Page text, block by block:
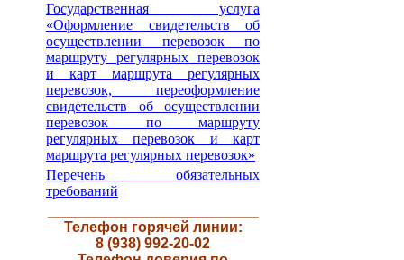
Государственная услуга
«Оформление свидетельств об
осуществлении перевозок по
маршруту регулярных перевозок
и карт маршрута регулярных
перевозок, переоформление
свидетельств об осуществлении
перевозок по маршруту
регулярных перевозок и карт
маршрута регулярных перевозок»
Перечень обязательных
требований
Телефон горячей линии:
8 (938) 992-20-02